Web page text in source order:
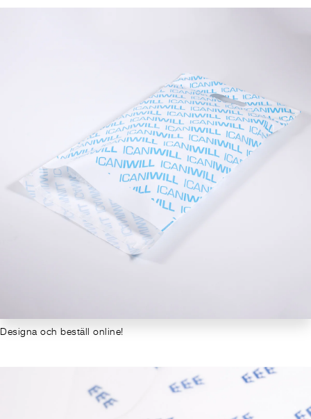
Designa och beställ online!